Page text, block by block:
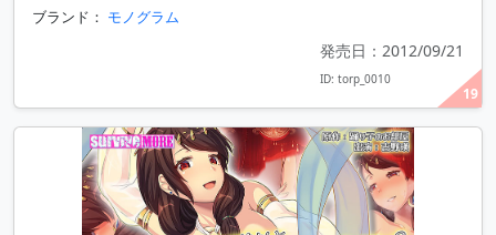
19
ブランド： モノグラム
発売日：2012/09/21
ID: torp_0010